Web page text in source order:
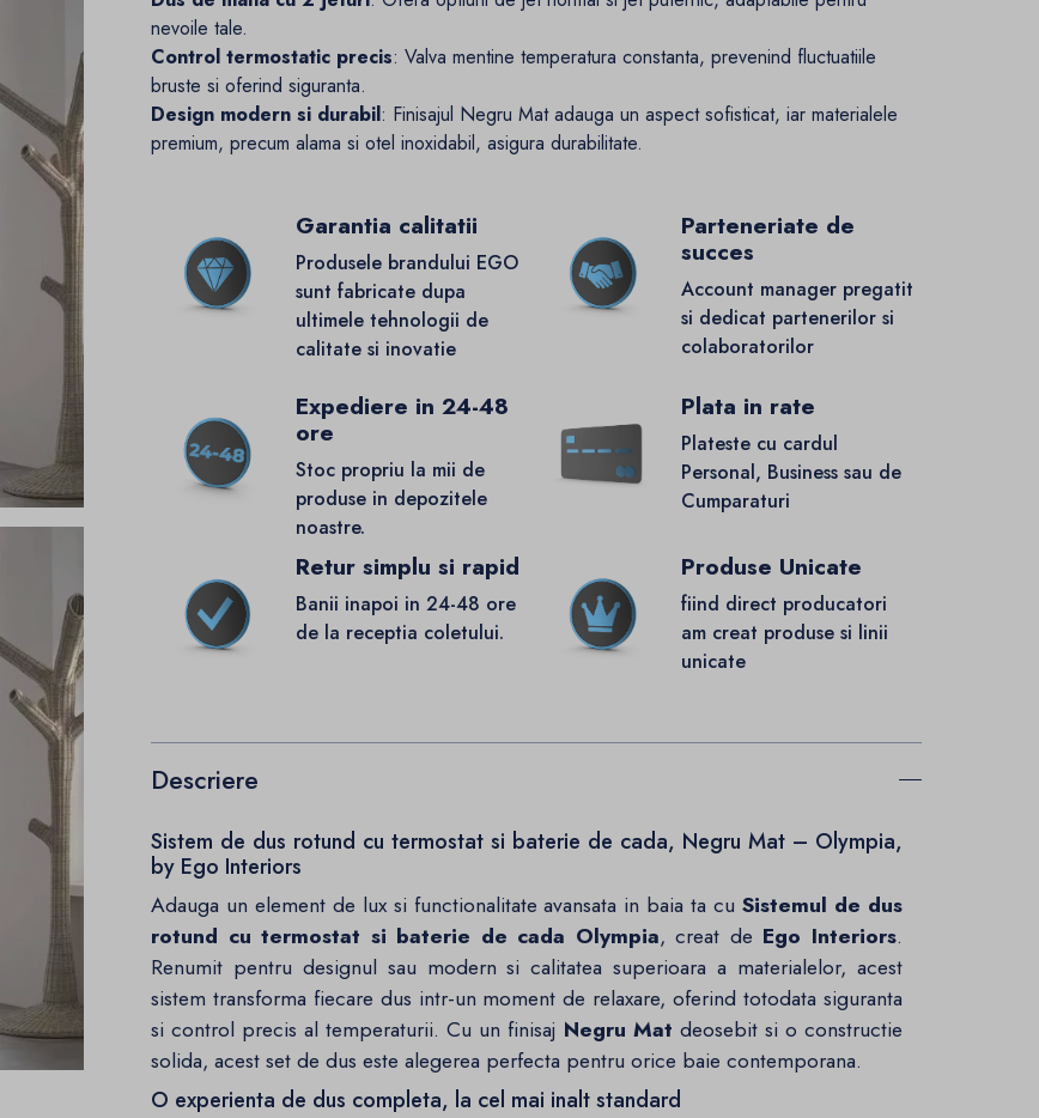
nevoile tale.
Control termostatic precis: Valva mentine temperatura constanta, prevenind fluctuatiile
bruste si oferind siguranta.
Design modern si durabil: Finisajul Negru Mat adauga un aspect sofisticat, iar materialele
premium, precum alama si otel inoxidabil, asigura durabilitate.
Garantia calitatii
Produsele brandului EGO
sunt fabricate dupa
ultimele tehnologii de
calitate si inovatie
Parteneriate de
succes
Account manager pregatit
si dedicat partenerilor si
colaboratorilor
Expediere in 24-48
ore
Stoc propriu la mii de
produse in depozitele
noastre.
Plata in rate
Plateste cu cardul
Personal, Business sau de
Cumparaturi
Retur simplu si rapid
Banii inapoi in 24-48 ore
de la receptia coletului.
Produse Unicate
fiind direct producatori
am creat produse si linii
unicate
Descriere
Sistem de dus rotund cu termostat si baterie de cada, Negru Mat – Olympia,
by Ego Interiors
Adauga un element de lux si functionalitate avansata in baia ta cu Sistemul de dus
rotund cu termostat si baterie de cada Olympia, creat de Ego Interiors.
Renumit pentru designul sau modern si calitatea superioara a materialelor, acest
sistem transforma fiecare dus intr-un moment de relaxare, oferind totodata siguranta
si control precis al temperaturii. Cu un finisaj Negru Mat deosebit si o constructie
solida, acest set de dus este alegerea perfecta pentru orice baie contemporana.
O experienta de dus completa, la cel mai inalt standard